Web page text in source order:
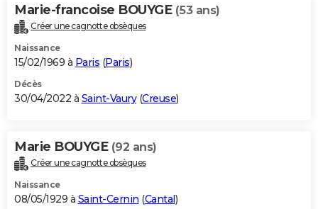
Marie-francoise BOUYGE (53 ans)
Créer une cagnotte obsèques
Naissance
15/02/1969 à Paris (Paris)
Décès
30/04/2022 à Saint-Vaury(Creuse)
Marie BOUYGE (92 ans)
Créer une cagnotte obsèques
Naissance
08/05/1929 à Saint-Cernin (Cantal)